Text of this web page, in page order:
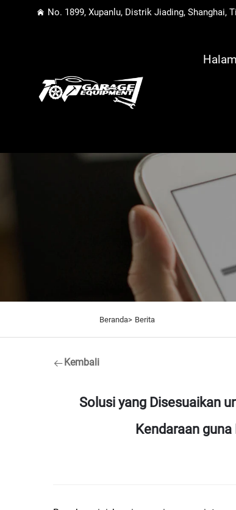
No. 1899, Xupanlu, Distrik Jiading, Shanghai,
Beranda> Berita
Kembali
Solusi yang Disesuaikan
Kendaraan